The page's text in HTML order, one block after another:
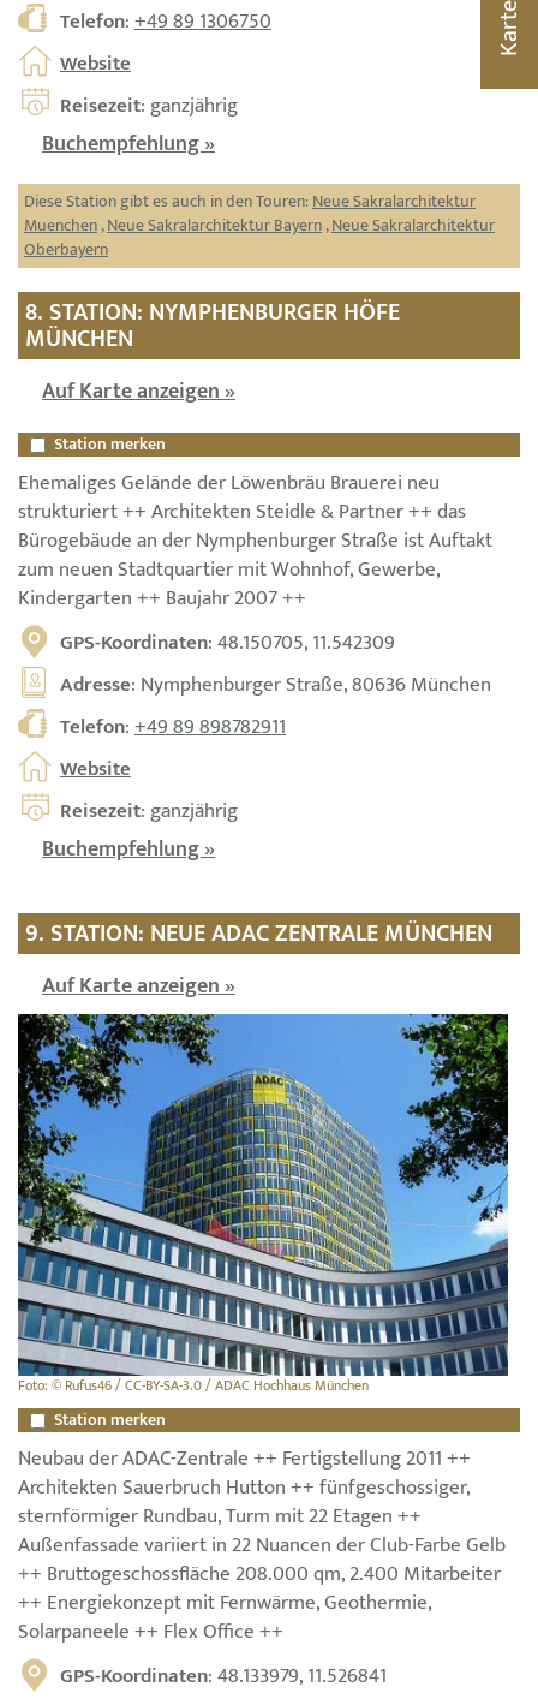
Telefon:+49 89 1306750
Website
Reisezeit: ganzjährig
Buchempfehlung »
Diese Station gibt es auch in den Touren:Neue Sakralarchitektur
Muenchen,Neue Sakralarchitektur Bayern,Neue Sakralarchitektur
Oberbayern
8. STATION: NYMPHENBURGER HÖFE
MÜNCHEN
Auf Karte anzeigen »
Station merken
Ehemaliges Gelände der Löwenbräu Brauerei neu
strukturiert ++ Architekten Steidle & Partner ++ das
Bürogebäude an der Nymphenburger Straße ist Auftakt
zum neuen Stadtquartier mit Wohnhof, Gewerbe,
Kindergarten ++ Baujahr 2007 ++
GPS-Koordinaten: 48.150705, 11.542309
Adresse: Nymphenburger Straße, 80636 München
Telefon:+49 89 898782911
Website
Reisezeit: ganzjährig
Buchempfehlung »
9. STATION: NEUE ADAC ZENTRALE MÜNCHEN
Auf Karte anzeigen »
Foto: © Rufus46 / CC-BY-SA-3.0 / ADAC Hochhaus München
Station merken
Neubau der ADAC-Zentrale ++ Fertigstellung 2011 ++
Architekten Sauerbruch Hutton ++ fünfgeschossiger,
sternförmiger Rundbau, Turm mit 22 Etagen ++
Außenfassade variiert in 22 Nuancen der Club-Farbe Gelb
++ Bruttogeschossfläche 208.000 qm, 2.400 Mitarbeiter
++ Energiekonzept mit Fernwärme, Geothermie,
Solarpaneele ++ Flex Office ++
GPS-Koordinaten: 48.133979, 11.526841
Karte